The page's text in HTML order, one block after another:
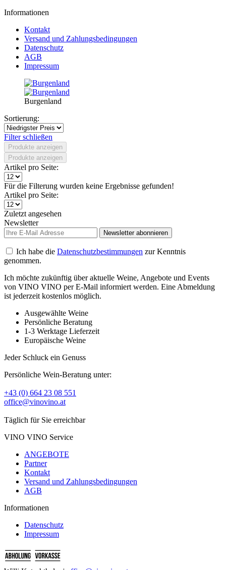
Informationen
Kontakt
Versand und Zahlungsbedingungen
Datenschutz
AGB
Impressum
Burgenland
Sortierung:
Filter schließen
Produkte anzeigen
Produkte anzeigen
Artikel pro Seite:
Für die Filterung wurden keine Ergebnisse gefunden!
Artikel pro Seite:
Zuletzt angesehen
Newsletter
Newsletter abonnieren
Ich habe die Datenschutzbestimmungen zur Kenntnis
genommen.
Ich möchte zukünftig über aktuelle Weine, Angebote und Events
von VINO VINO per E-Mail informiert werden. Eine Abmeldung
ist jederzeit kostenlos möglich.
Ausgewählte Weine
Persönliche Beratung
1-3 Werktage Lieferzeit
Europäische Weine
Jeder Schluck ein Genuss
Persönliche Wein-Beratung unter:
+43 (0) 664 23 08 551
office@vinovino.at
Täglich für Sie erreichbar
VINO VINO Service
ANGEBOTE
Partner
Kontakt
Versand und Zahlungsbedingungen
AGB
Informationen
Datenschutz
Impressum